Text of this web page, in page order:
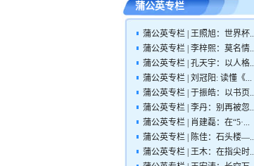
蒲公英专栏
蒲公英专栏 | 王照旭：世界杯
蒲公英专栏 | 李梓熙：莫名情
蒲公英专栏 | 孔天宇：以人格
蒲公英专栏 | 刘冠阳: 读懂《...
蒲公英专栏 | 于振皓：以书页
蒲公英专栏 | 李丹：别再被忽
蒲公英专栏 | 肖建磊：在“5·...
蒲公英专栏 | 陈佳：石头楼
蒲公英专栏 | 王木：在指尖时